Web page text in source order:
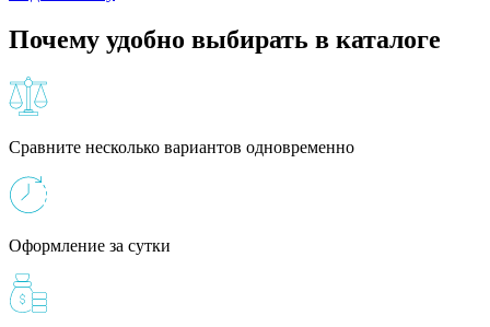
Почему удобно выбирать в каталоге
Сравните несколько вариантов одновременно
Оформление за сутки